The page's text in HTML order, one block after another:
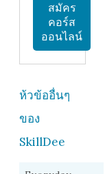
สมัคร
คอร์ส
ออนไลน์
ห้วข้ออื่นๆ
ของ
SkillDee